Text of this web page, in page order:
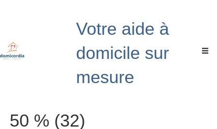
Votre aide à
domicile sur
mesure
50 % (32)